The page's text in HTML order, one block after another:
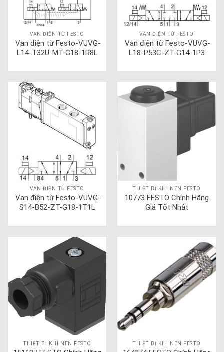
VAN ĐIỆN TỪ FESTO
Van điện từ Festo-VUVG-
L14-T32U-MT-G18-1R8L
VAN ĐIỆN TỪ FESTO
Van điện từ Festo-VUVG-
L18-P53C-ZT-G14-1P3
VAN ĐIỆN TỪ FESTO
Van điện từ Festo-VUVG-
S14-B52-ZT-G18-1T1L
THIẾT BỊ KHÍ NÉN FESTO
10773 FESTO Chính Hãng
Giá Tốt Nhất
THIẾT BỊ KHÍ NÉN FESTO THIẾT BỊ KHÍ NÉN FESTO